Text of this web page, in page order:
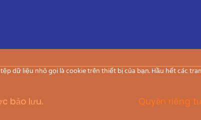
bảo lưu. Quyền riêng
dữ liệu nhỏ gọi là cookie trên thiết bị của bạn. Hầu hết các